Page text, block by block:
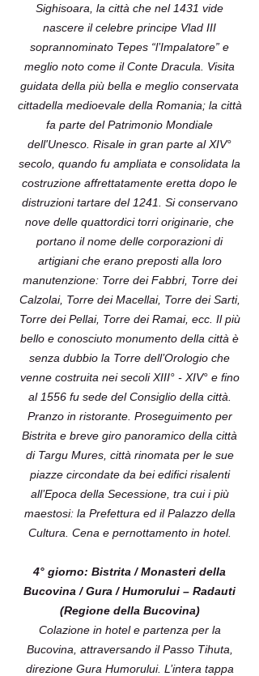
Sighisoara, la città che nel 1431 vide
nascere il celebre principe Vlad III
soprannominato Tepes “l’Impalatore” e
meglio noto come il Conte Dracula. Visita
guidata della più bella e meglio conservata
cittadella medioevale della Romania; la città
fa parte del Patrimonio Mondiale
dell'Unesco. Risale in gran parte al XIV°
secolo, quando fu ampliata e consolidata la
costruzione affrettatamente eretta dopo le
distruzioni tartare del 1241. Si conservano
nove delle quattordici torri originarie, che
portano il nome delle corporazioni di
artigiani che erano preposti alla loro
manutenzione: Torre dei Fabbri, Torre dei
Calzolai, Torre dei Macellai, Torre dei Sarti,
Torre dei Pellai, Torre dei Ramai, ecc. Il più
bello e conosciuto monumento della città è
senza dubbio la Torre dell’Orologio che
venne costruita nei secoli XIII° - XIV° e fino
al 1556 fu sede del Consiglio della città.
Pranzo in ristorante. Proseguimento per
Bistrita e breve giro panoramico della città
di Targu Mures, città rinomata per le sue
piazze circondate da bei edifici risalenti
all’Epoca della Secessione, tra cui i più
maestosi: la Prefettura ed il Palazzo della
Cultura. Cena e pernottamento in hotel.
4° giorno: Bistrita / Monasteri della
Bucovina / Gura / Humorului – Radauti
(Regione della Bucovina)
Colazione in hotel e partenza per la
Bucovina, attraversando il Passo Tihuta,
direzione Gura Humorului. L’intera tappa